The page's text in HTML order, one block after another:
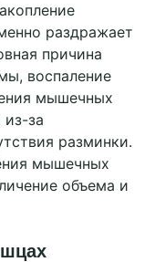
раздражает
причина
воспаление
мышечных
из-за
разминки.
мышечных
объема и